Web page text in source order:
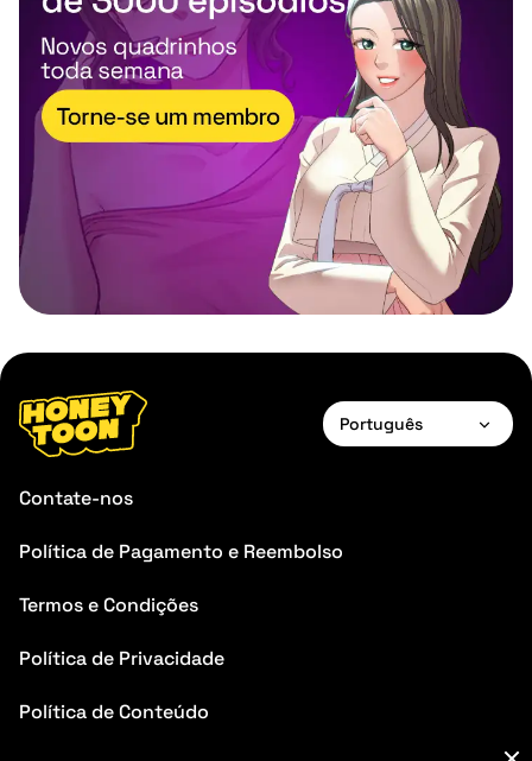
Português
Deutsch
Contate-nos
Política de Pagamento e Reembolso
Termos e Condições
Política de Privacidade
Política de Conteúdo